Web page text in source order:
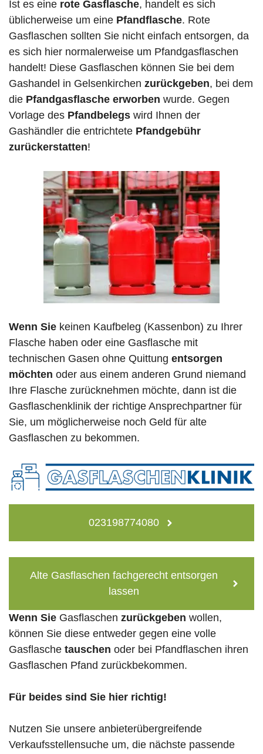
Ist es eine rote Gasflasche, handelt es sich
üblicherweise um eine Pfandflasche. Rote
Gasflaschen sollten Sie nicht einfach entsorgen, da
es sich hier normalerweise um Pfandgasflaschen
handelt! Diese Gasflaschen können Sie bei dem
Gashandel in Gelsenkirchen zurückgeben, bei dem
die Pfandgasflasche erworben wurde. Gegen
Vorlage des Pfandbelegs wird Ihnen der
Gashändler die entrichtete Pfandgebühr
zurückerstatten!
Wenn Sie keinen Kaufbeleg (Kassenbon) zu Ihrer
Flasche haben oder eine Gasflasche mit
technischen Gasen ohne Quittung entsorgen
möchten oder aus einem anderen Grund niemand
Ihre Flasche zurücknehmen möchte, dann ist die
Gasflaschenklinik der richtige Ansprechpartner für
Sie, um möglicherweise noch Geld für alte
Gasflaschen zu bekommen.
023198774080
Alte Gasflaschen fachgerecht entsorgen
lassen
Wenn Sie Gasflaschen zurückgeben wollen,
können Sie diese entweder gegen eine volle
Gasflasche tauschen oder bei Pfandflaschen ihren
Gasflaschen Pfand zurückbekommen.
Für beides sind Sie hier richtig!
Nutzen Sie unsere anbieterübergreifende
Verkaufsstellensuche um, die nächste passende